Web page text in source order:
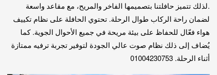
.لذلك تتميز حافلتنا بتصميمها الفاخر والمريح، مع مقاعد واسعة
لضمان راحة الركاب طوال الرحلة. تحتوي الحافلة على نظام تكييف
هواء فعّال للحفاظ على بيئة مريحة في جميع الأحوال الجوية. كما
يُضاف إلى ذلك نظام صوت عالي الجودة لتوفير تجربة ترفيه ممتازة
أثناء الرحلة. 01004230753